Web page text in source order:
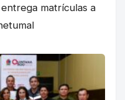
matrículas a